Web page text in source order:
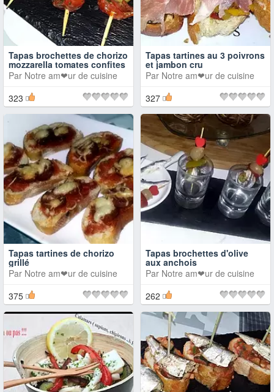
Tapas brochettes de chorizo
mozzarella tomates confites
Par Notre am❤ur de cuisine
323
Tapas tartines au 3 poivrons
et jambon cru
Par Notre am❤ur de cuisine
327
Tapas tartines de chorizo
grillé
Par Notre am❤ur de cuisine
375
Tapas brochettes d'olive
aux anchois
Par Notre am❤ur de cuisine
262